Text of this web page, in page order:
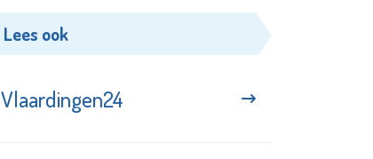
Lees ook
Vlaardingen24